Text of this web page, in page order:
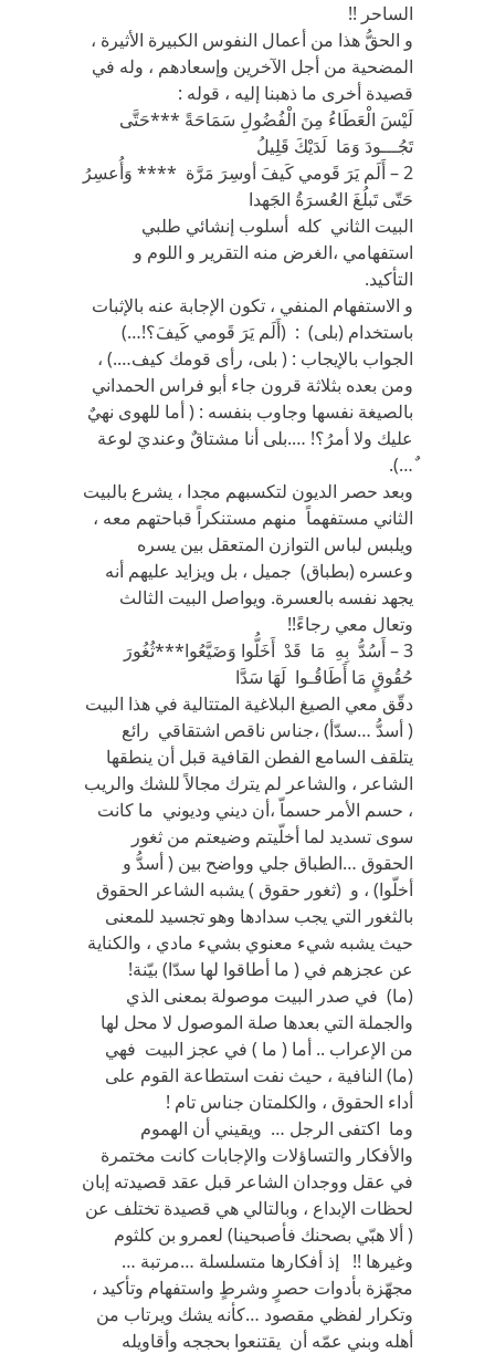
الساحر !!
و الحقُّ هذا من أعمال النفوس الكبيرة الأثيرة ،
المضحية من أجل الآخرين وإسعادهم ، وله في
قصيدة أخرى ما ذهبنا إليه ، قوله :
لَيْسَ الْعَطَاءُ مِنَ الْفُضُولِ سَمَاحَةً ***حَتَّى
تَجُـــودَ وَمَا لَدَيْكَ قَلِيلُ
2 – أَلَم يَرَ قَومي كَيفَ أوسِرَ مَرَّة **** وَأُعسِرُ
حَتّى تَبلُغَ العُسرَةُ الجَهدا
البيت الثاني كله أسلوب إنشائي طلبي
استفهامي ،الغرض منه التقرير و اللوم و
التأكيد.
و الاستفهام المنفي ، تكون الإجابة عنه بالإثبات
باستخدام (بلى) : (أَلَم يَرَ قَومي كَيفَ؟!…)
الجواب بالإيجاب : ( بلى، رأى قومك كيف….) ،
ومن بعده بثلاثة قرون جاء أبو فراس الحمداني
بالصيغة نفسها وجاوب بنفسه : ( أما للهوى نهيٌ
عليك ولا أمرُ؟! ….بلى أنا مشتاقٌ وعنديَ لوعة
ٌ…).
وبعد حصر الديون لتكسبهم مجدا ، يشرع بالبيت
الثاني مستفهماً منهم مستنكراً قباحتهم معه ،
ويلبس لباس التوازن المتعقل بين يسره
وعسره (بطباق) جميل ، بل ويزايد عليهم أنه
يجهد نفسه بالعسرة. ويواصل البيت الثالث
وتعال معي رجاءً!!
3 – أَسُدُّ بِهِ مَا قَدْ أَخَلُّوا وَضَيَّعُوا***ثُغُورَ
حُقُوقٍ مَا أَطَاقُـوا لَهَا سَدَّا
دقّق معي الصيغ البلاغية المتتالية في هذا البيت
( أسدُّ …سدّأ) ،جناس ناقص اشتقاقي رائع
يتلقف السامع الفطن القافية قبل أن ينطقها
الشاعر ، والشاعر لم يترك مجالاً للشك والريب
، حسم الأمر حسماّ ،أن ديني وديوني ما كانت
سوى تسديد لما أخلّيتم وضيعتم من ثغور
الحقوق …الطباق جلي وواضح بين ( أسدُّ و
أخلّوا) ، و (ثغور حقوق ) يشبه الشاعر الحقوق
بالثغور التي يجب سدادها وهو تجسيد للمعنى
حيث يشبه شيء معنوي بشيء مادي ، والكناية
عن عجزهم في ( ما أطاقوا لها سدّا) بيّنة!
(ما) في صدر البيت موصولة بمعنى الذي
والجملة التي بعدها صلة الموصول لا محل لها
من الإعراب .. أما ( ما ) في عجز البيت فهي
(ما) النافية ، حيث نفت استطاعة القوم على
أداء الحقوق ، والكلمتان جناس تام !
وما اكتفى الرجل … ويقيني أن الهموم
والأفكار والتساؤلات والإجابات كانت مختمرة
في عقل ووجدان الشاعر قبل عقد قصيدته إبان
لحظات الإبداع ، وبالتالي هي قصيدة تختلف عن
( ألا هبّي بصحنك فأصبحينا) لعمرو بن كلثوم
وغيرها !! إذ أفكارها متسلسلة …مرتبة …
مجهّزة بأدوات حصرٍ وشرطٍ واستفهام وتأكيد ،
وتكرار لفظي مقصود …كأنه يشك ويرتاب من
أهله وبني عمّه أن يقتنعوا بحججه وأقاويله